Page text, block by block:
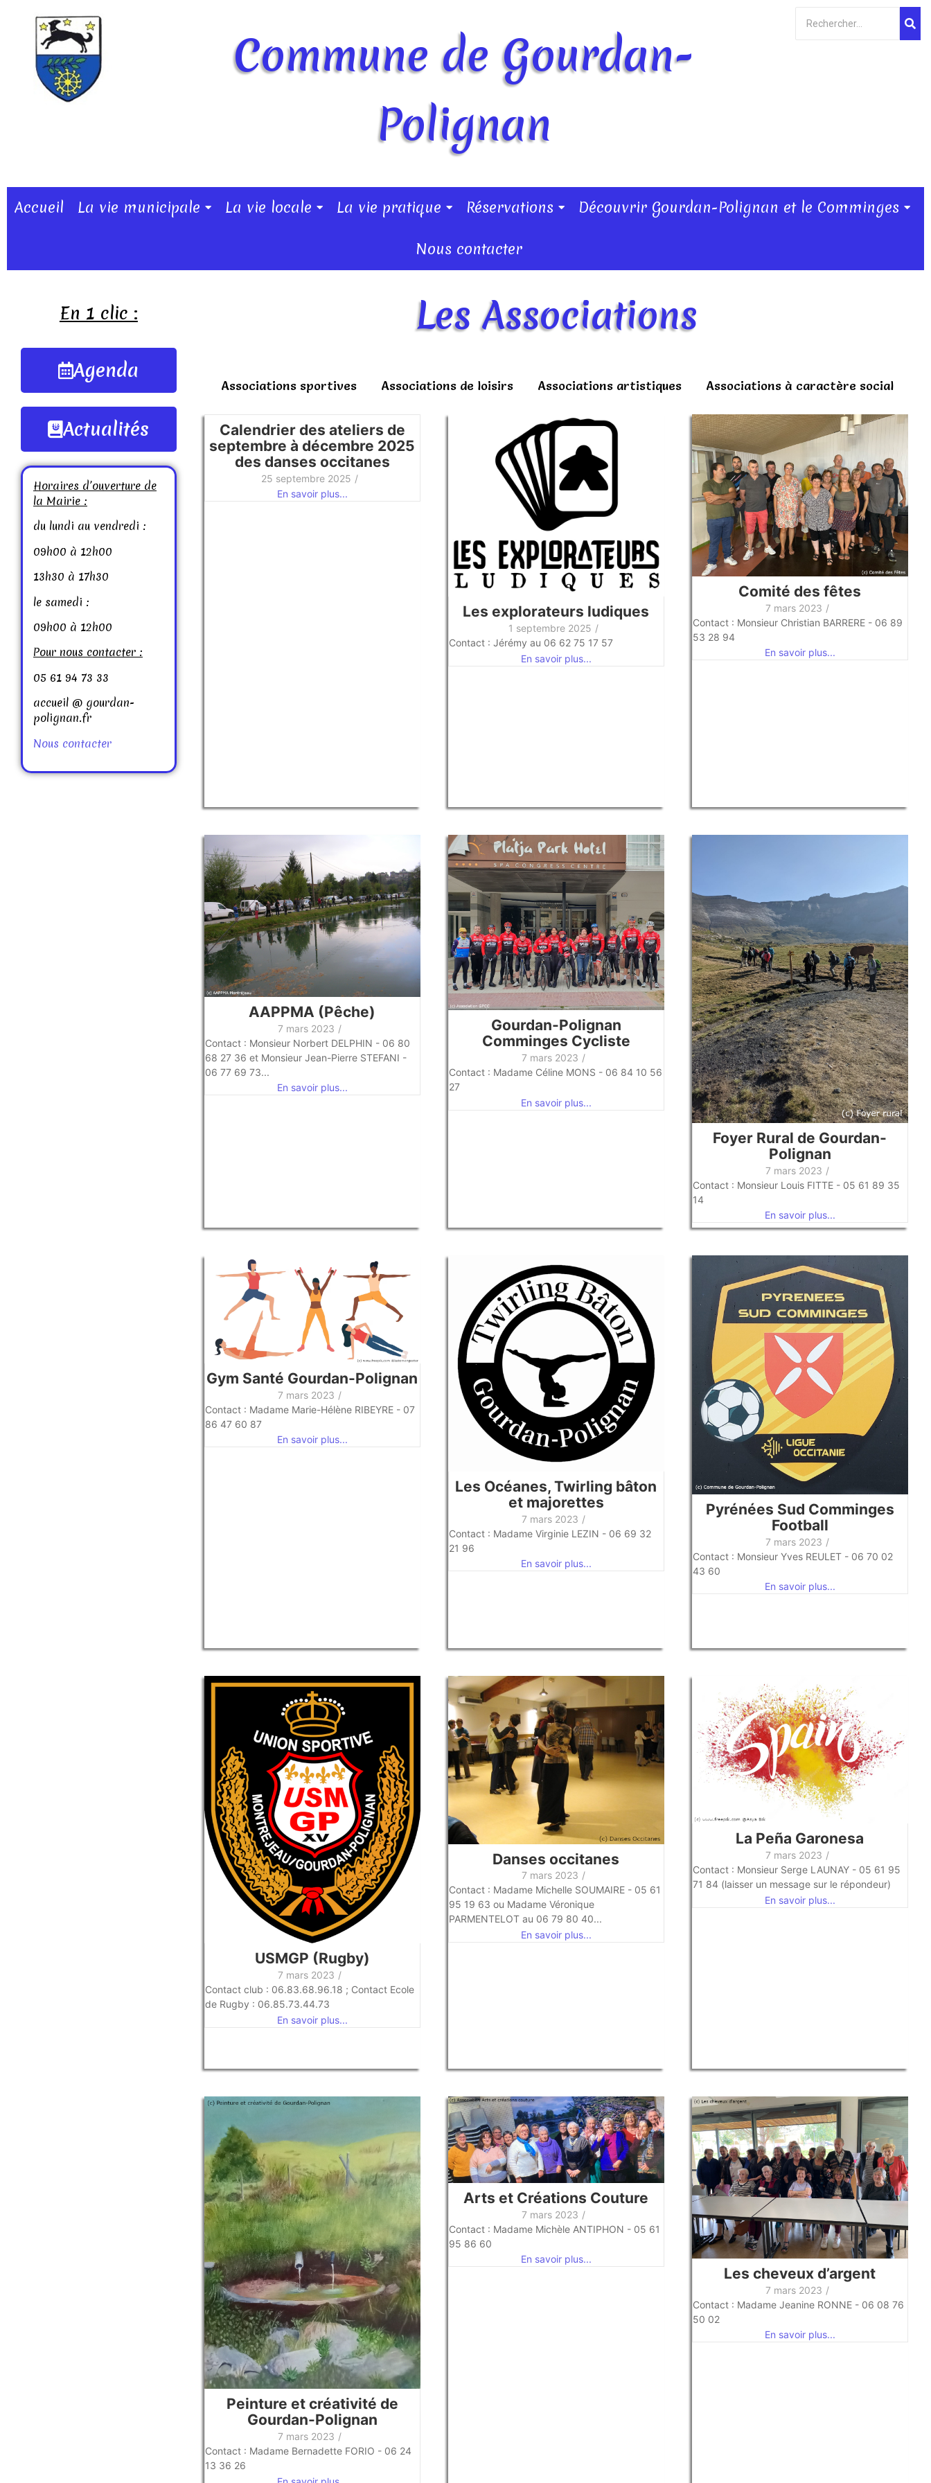
Commune de Gourdan-
Polignan
Accueil La vie municipale La vie locale La vie pratique Réservations Découvrir Gourdan-Polignan et le Comminges
Nous contacter
En 1 clic :
Agenda
Actualités
Horaires d’ouverture de
la Mairie :
du lundi au vendredi :
09h00 à 12h00
13h30 à 17h30
le samedi :
09h00 à 12h00
Pour nous contacter :
05 61 94 73 33
accueil @ gourdan-
polignan.fr
Nous contacter
Les Associations
Associations sportives Associations de loisirs Associations artistiques Associations à caractère social
Calendrier des ateliers de
septembre à décembre 2025
des danses occitanes
25 septembre 2025 /
En savoir plus...
Les explorateurs ludiques
1 septembre 2025 /
Contact : Jérémy au 06 62 75 17 57
En savoir plus...
Comité des fêtes
7 mars 2023 /
Contact : Monsieur Christian BARRERE - 06 89
53 28 94
En savoir plus...
AAPPMA (Pêche)
7 mars 2023 /
Contact : Monsieur Norbert DELPHIN - 06 80
68 27 36 et Monsieur Jean-Pierre STEFANI -
06 77 69 73...
En savoir plus...
Gourdan-Polignan
Comminges Cycliste
7 mars 2023 /
Contact : Madame Céline MONS - 06 84 10 56
27
En savoir plus...
Foyer Rural de Gourdan-
Polignan
7 mars 2023 /
Contact : Monsieur Louis FITTE - 05 61 89 35
14
En savoir plus...
Gym Santé Gourdan-Polignan
7 mars 2023 /
Contact : Madame Marie-Hélène RIBEYRE - 07
86 47 60 87
En savoir plus...
Les Océanes, Twirling bâton
et majorettes
7 mars 2023 /
Contact : Madame Virginie LEZIN - 06 69 32
21 96
En savoir plus...
Pyrénées Sud Comminges
Football
7 mars 2023 /
Contact : Monsieur Yves REULET - 06 70 02
43 60
En savoir plus...
USMGP (Rugby)
7 mars 2023 /
Contact club : 06.83.68.96.18 ; Contact Ecole
de Rugby : 06.85.73.44.73
En savoir plus...
Danses occitanes
7 mars 2023 /
Contact : Madame Michelle SOUMAIRE - 05 61
95 19 63 ou Madame Véronique
PARMENTELOT au 06 79 80 40...
En savoir plus...
La Peña Garonesa
7 mars 2023 /
Contact : Monsieur Serge LAUNAY - 05 61 95
71 84 (laisser un message sur le répondeur)
En savoir plus...
Peinture et créativité de
Gourdan-Polignan
7 mars 2023 /
Contact : Madame Bernadette FORIO - 06 24
13 36 26
Arts et Créations Couture
7 mars 2023 /
Contact : Madame Michèle ANTIPHON - 05 61
95 86 60
En savoir plus...
Les cheveux d’argent
7 mars 2023 /
Contact : Madame Jeanine RONNE - 06 08 76
50 02
En savoir plus...